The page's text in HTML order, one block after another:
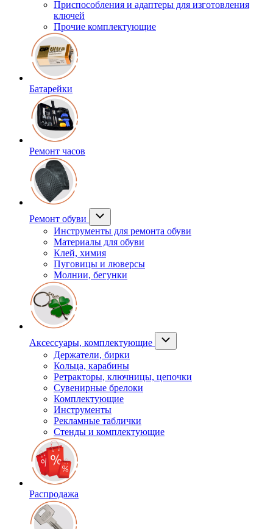
Приспособления и адаптеры для изготовления
ключей
Прочие комплектующие
Батарейки
Ремонт часов
Ремонт обуви
Инструменты для ремонта обуви
Материалы для обуви
Клей, химия
Пуговицы и люверсы
Молнии, бегунки
Аксессуары, комплектующие
Держатели, бирки
Кольца, карабины
Ретракторы, ключницы, цепочки
Сувенирные брелоки
Комплектующие
Инструменты
Рекламные таблички
Стенды и комплектующие
Распродажа